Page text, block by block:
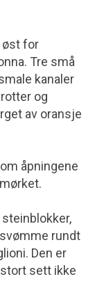
øst for
Tre små
kanaler
og
av oransje
åpningene
rundt
Den er
sett ikke